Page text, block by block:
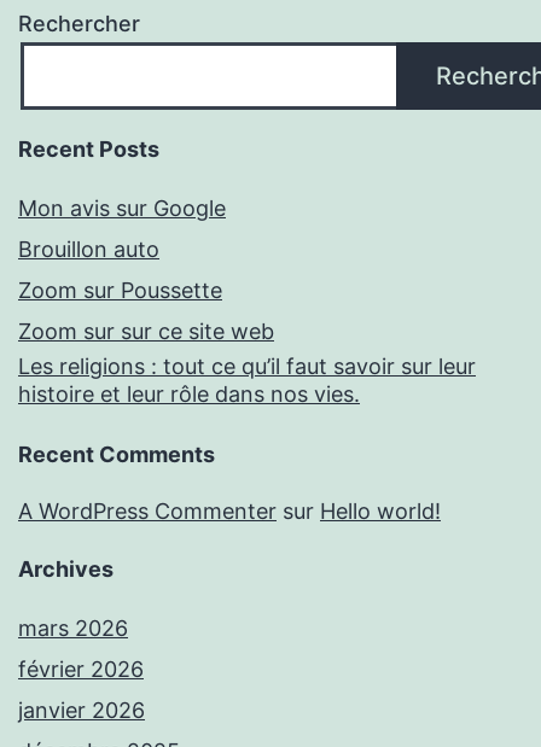
Rechercher
Recent Posts
Mon avis sur Google
Brouillon auto
Zoom sur Poussette
Zoom sur sur ce site web
Les religions : tout ce qu’il faut savoir sur leur
histoire et leur rôle dans nos vies.
Recent Comments
A WordPress Commenter sur Hello world!
Archives
mars 2026
février 2026
janvier 2026